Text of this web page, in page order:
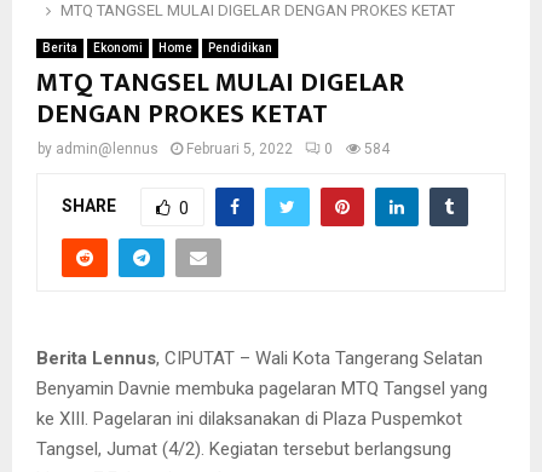
MTQ TANGSEL MULAI DIGELAR DENGAN PROKES KETAT
Berita Ekonomi Home Pendidikan
MTQ TANGSEL MULAI DIGELAR
DENGAN PROKES KETAT
by admin@lennus Februari 5, 2022 0 584
SHARE 0
Berita Lennus, CIPUTAT – Wali Kota Tangerang Selatan
Benyamin Davnie membuka pagelaran MTQ Tangsel yang
ke XIII. Pagelaran ini dilaksanakan di Plaza Puspemkot
Tangsel, Jumat (4/2). Kegiatan tersebut berlangsung